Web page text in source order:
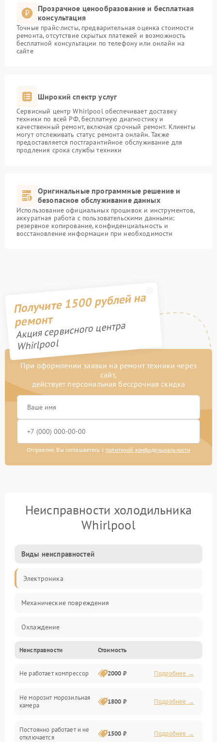
Прозрачное ценообразование и бесплатная
консультация
Точные прайс-листы, предварительная оценка стоимости
ремонта, отсутствие скрытых платежей и возможность
бесплатной консультации по телефону или онлайн на
сайте
Широкий спектр услуг
Сервисный центр Whirlpool обеспечивает доставку
техники по всей РФ, бесплатную диагностику и
качественный ремонт, включая срочный ремонт. Клиенты
могут отслеживать статус ремонта онлайн. Также
предоставляется постгарантийное обслуживание для
продления срока службы техники
Оригинальные программные решение и
безопасное обслуживание данных
Использование официальных прошивок и инструментов,
аккуратная работа с пользовательскими данными:
резервное копирование, конфиденциальность и
восстановление информации при необходимости
Получите 1500 рублей на
ремонт
Акция сервисного центра
Whirlpool
При оформлении заявки на ремонт техники через
сайт,
действует персональная бессрочная скидка
Отправляя, Вы соглашаетесь с политикой конфиденциальности
Неисправности холодильника
Whirlpool
Виды неисправностей
Электроника
Механические повреждения
Охлаждение
Механика
Электропитание
Дренаж
Неисправности Стоимость
Не работает компрессор 2000 ₽ Подробнее →
Не морозит морозильная
камера
1800 ₽ Подробнее →
Постоянно работает и не
отключается
1500 ₽ Подробнее →